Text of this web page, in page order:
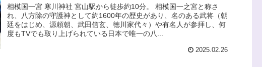
相模国一宮 寒川神社 宮山駅から徒歩約10分。 相模国一之宮と称さ
れ、八方除の守護神として約1600年の歴史があり、名のある武将（朝
廷をはじめ、源頼朝、武田信玄、徳川家代々）や有名人が参拝し、何
度もTVでも取り上げられている日本で唯一の八...
2025.02.26